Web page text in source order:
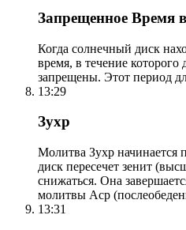
Запрещенное Время
Когда солнечный диск
время, в течение
запрещены. Этот период
13:29
Зухр
Молитва Зухр начинается
диск пересечет зенит
снижаться. Она
молитвы Аср
13:31